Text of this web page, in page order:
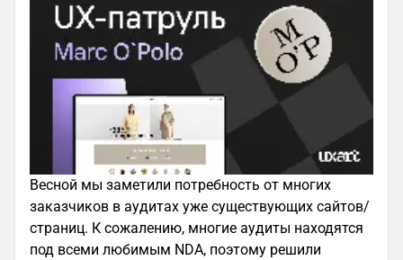
Весной мы заметили потребность от многих
заказчиков в аудитах уже существующих сайтов/
страниц. К сожалению, многие аудиты находятся
под всеми любимым NDA, поэтому решили